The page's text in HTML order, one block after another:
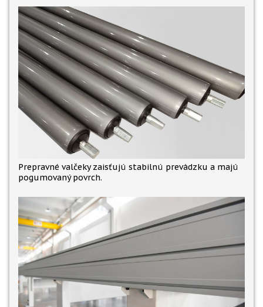
Prepravné valčeky zaisťujú stabilnú prevádzku a majú
pogumovaný povrch.